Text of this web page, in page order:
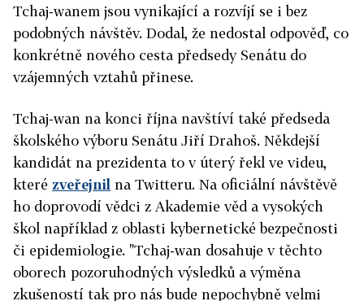
Tchaj-wanem jsou vynikající a rozvíjí se i bez
podobných návštěv. Dodal, že nedostal odpověď, co
konkrétně nového cesta předsedy Senátu do
vzájemných vztahů přinese.
Tchaj-wan na konci října navštíví také předseda
školského výboru Senátu Jiří Drahoš. Někdejší
kandidát na prezidenta to v úterý řekl ve videu,
které zveřejnil na Twitteru. Na oficiální návštěvě
ho doprovodí vědci z Akademie věd a vysokých
škol například z oblasti kybernetické bezpečnosti
či epidemiologie. "Tchaj-wan dosahuje v těchto
oborech pozoruhodných výsledků a výměna
zkušeností tak pro nás bude nepochybně velmi